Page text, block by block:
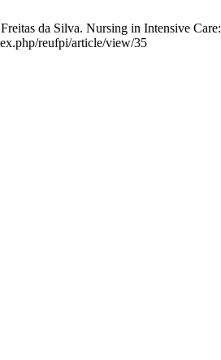
da Silva. Nursing in Intensive
reufpi/article/view/35